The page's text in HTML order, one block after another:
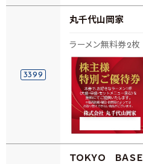
3399
丸千代山岡家
ラーメン無料券2枚
ＴＯＫＹＯ ＢＡＳＥ